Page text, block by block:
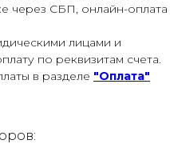
через СБП, онлайн-оплата
лицами и
по реквизитам счета.
в разделе "Оплата"